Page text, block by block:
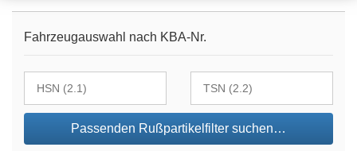
Fahrzeugauswahl nach KBA-Nr.
Passenden Rußpartikelfilter suchen…